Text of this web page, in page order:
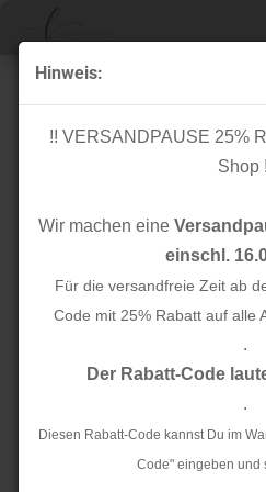
Hinweis:
!! VERSANDPAUSE 25%
Shop
Wir machen eine
einschl.
Für die versandfreie Zeit ab
Code mit 25% Rabatt auf alle
.
Der Rabatt-Code
.
Diesen Rabatt-Code kannst Du im
Code" eingeben und
French Terry - Blockstreifen -